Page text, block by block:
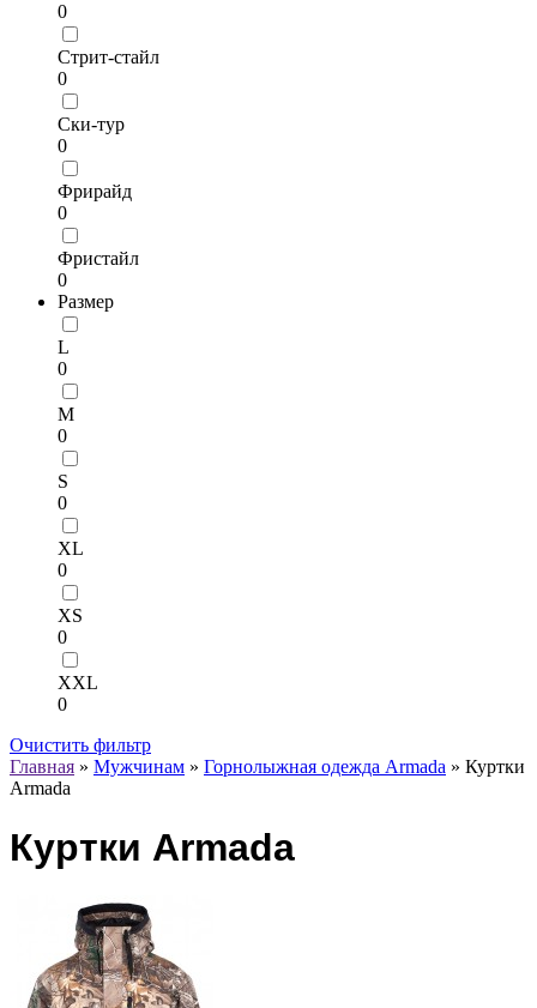
0
Стрит-стайл
0
Ски-тур
0
Фрирайд
0
Фристайл
0
Размер
L
0
M
0
S
0
XL
0
XS
0
XXL
0
Очистить фильтр
Главная » Мужчинам » Горнолыжная одежда Armada » Куртки
Armada
Куртки Armada